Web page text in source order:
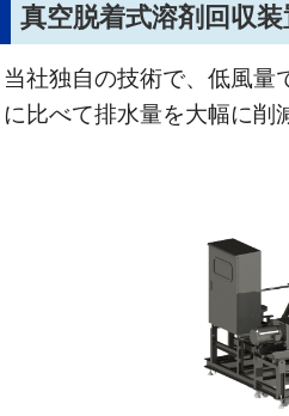
真空脱着式溶剤回収装
当社独自の技術で、低風量
に比べて排水量を大幅に削